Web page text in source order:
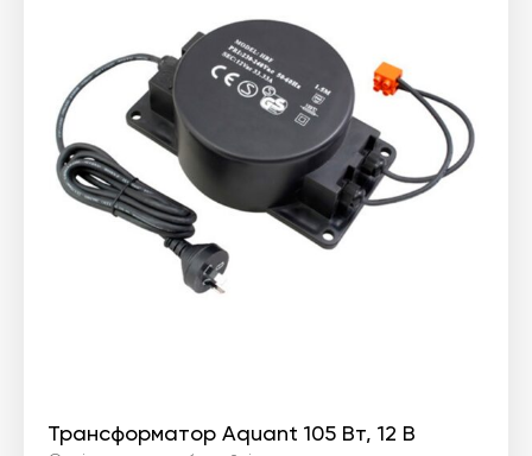
Трансформатор Aquant 105 Вт, 12 В